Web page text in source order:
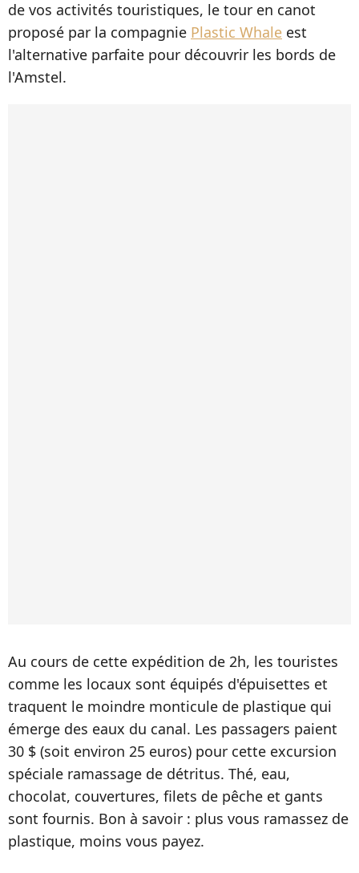
de vos activités touristiques, le tour en canot
proposé par la compagnie Plastic Whale est
l'alternative parfaite pour découvrir les bords de
l'Amstel.
Au cours de cette expédition de 2h, les touristes
comme les locaux sont équipés d'épuisettes et
traquent le moindre monticule de plastique qui
émerge des eaux du canal. Les passagers paient
30 $ (soit environ 25 euros) pour cette excursion
spéciale ramassage de détritus. Thé, eau,
chocolat, couvertures, filets de pêche et gants
sont fournis. Bon à savoir : plus vous ramassez de
plastique, moins vous payez.